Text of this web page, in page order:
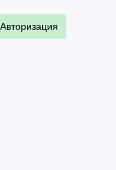
Авторизация